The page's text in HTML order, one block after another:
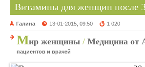
Витамины для женщин после
Галина 13-01-2015, 09:50 1 020
Мир женщины / Медицина от
пациентов и врачей